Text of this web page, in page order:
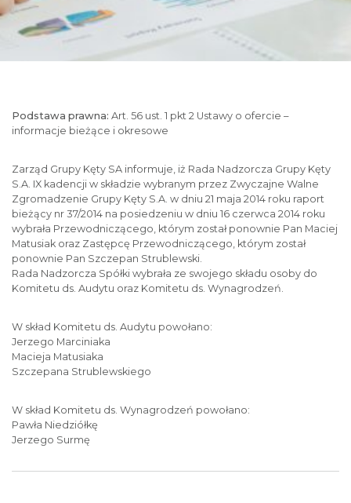
Podstawa prawna: Art. 56 ust. 1 pkt 2 Ustawy o ofercie –
informacje bieżące i okresowe
Zarząd Grupy Kęty SA informuje, iż Rada Nadzorcza Grupy Kęty
S.A. IX kadencji w składzie wybranym przez Zwyczajne Walne
Zgromadzenie Grupy Kęty S.A. w dniu 21 maja 2014 roku raport
bieżący nr 37/2014 na posiedzeniu w dniu 16 czerwca 2014 roku
wybrała Przewodniczącego, którym został ponownie Pan Maciej
Matusiak oraz Zastępcę Przewodniczącego, którym został
ponownie Pan Szczepan Strublewski.
Rada Nadzorcza Spółki wybrała ze swojego składu osoby do
Komitetu ds. Audytu oraz Komitetu ds. Wynagrodzeń.
W skład Komitetu ds. Audytu powołano:
Jerzego Marciniaka
Macieja Matusiaka
Szczepana Strublewskiego
W skład Komitetu ds. Wynagrodzeń powołano:
Pawła Niedziółkę
Jerzego Surmę